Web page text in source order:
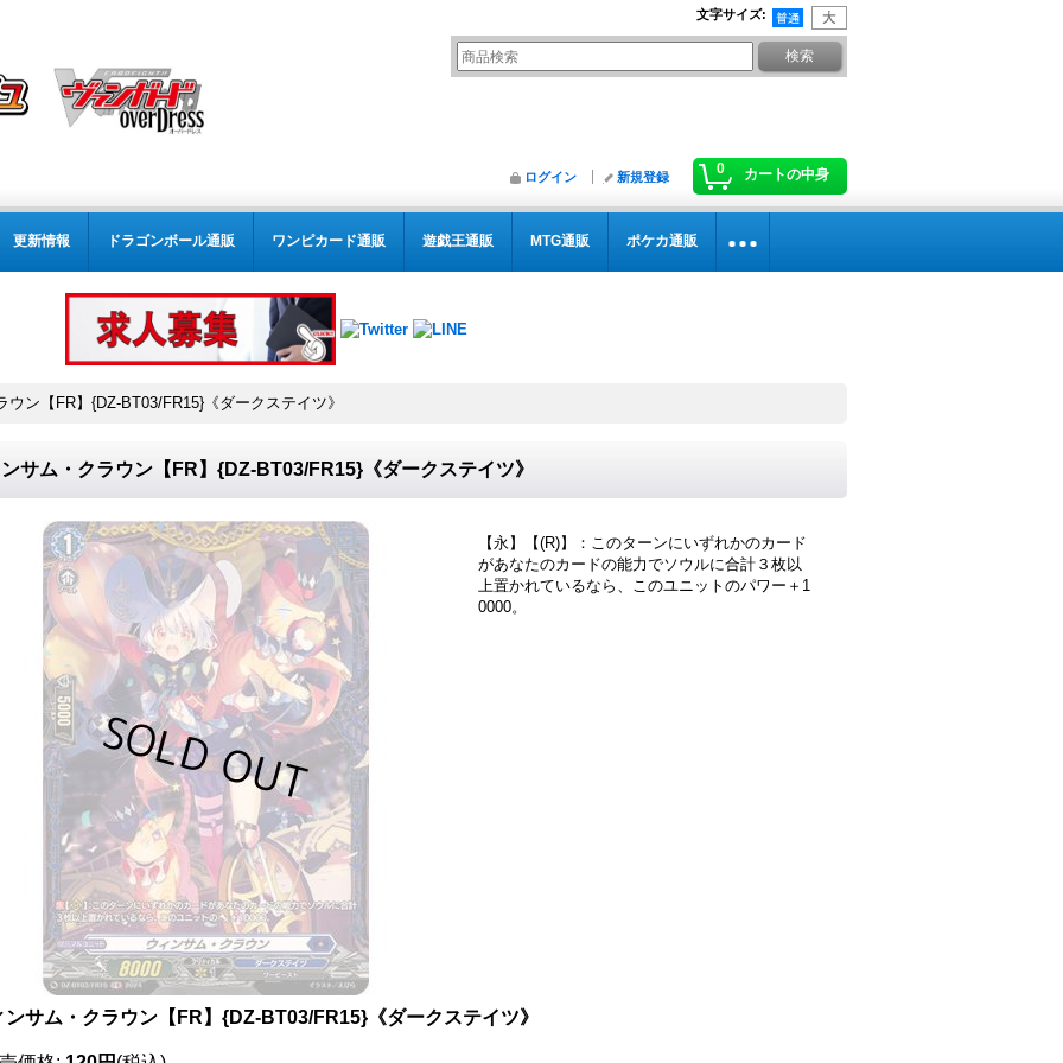
文字サイズ:
0 カートの中身
ログイン 新規登録
更新情報 ドラゴンボール通販 ワンピカード通販 遊戯王通販 MTG通販 ポケカ通販
ウン【FR】{DZ-BT03/FR15}《ダークステイツ》
サム・クラウン【FR】{DZ-BT03/FR15}《ダークステイツ》
【永】【(R)】：このターンにいずれかのカード
があなたのカードの能力でソウルに合計３枚以
上置かれているなら、このユニットのパワー＋1
0000。
ンサム・クラウン【FR】{DZ-BT03/FR15}《ダークステイツ》